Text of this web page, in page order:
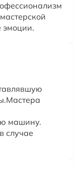
эмоции.
машину.
случае